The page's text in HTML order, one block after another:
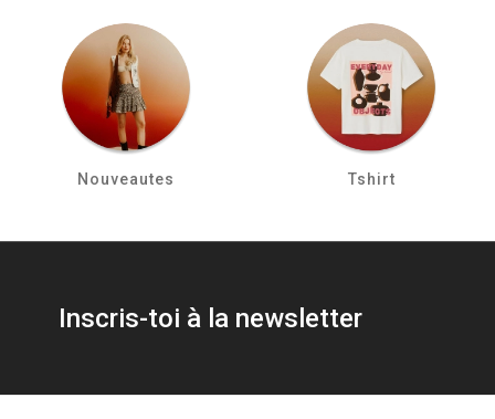
Nouveautes Tshirt
Inscris-toi à la newsletter